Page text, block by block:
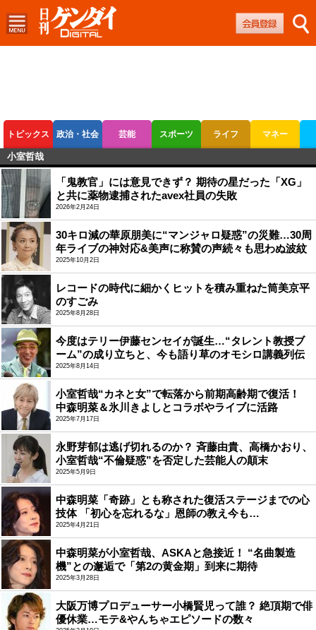
トピックス 政治・社会 芸能 スポーツ ライフ マネー
ボートレース
小室哲哉
「鬼教官」には意見できず？ 期待の星だった「XG」
と共に薬物逮捕されたavex社員の失敗
2026年2月24日
30キロ減の華原朋美に“マンジャロ疑惑”の災難…30周
年ライブの神対応&美声に称賛の声続々も思わぬ波紋
2025年10月2日
レコードの時代に細かくヒットを積み重ねた筒美京平
のすごみ
2025年8月28日
今度はテリー伊藤センセイが誕生…“タレント教授ブ
ーム”の成り立ちと、今も語り草のオモシロ講義列伝
2025年8月14日
小室哲哉“カネと女”で転落から前期高齢期で復活！
中森明菜＆氷川きよしとコラボやライブに活路
2025年7月17日
永野芽郁は逃げ切れるのか？ 斉藤由貴、高橋かおり、
小室哲哉“不倫疑惑”を否定した芸能人の顛末
2025年5月9日
中森明菜「奇跡」とも称された復活ステージまでの心
技体 「初心を忘れるな」恩師の教え今も…
2025年4月21日
中森明菜が小室哲哉、ASKAと急接近！ “名曲製造
機”との邂逅で「第2の黄金期」到来に期待
2025年3月28日
大阪万博プロデューサー小橋賢児って誰？ 絶頂期で俳
優休業…モテ&やんちゃエピソードの数々